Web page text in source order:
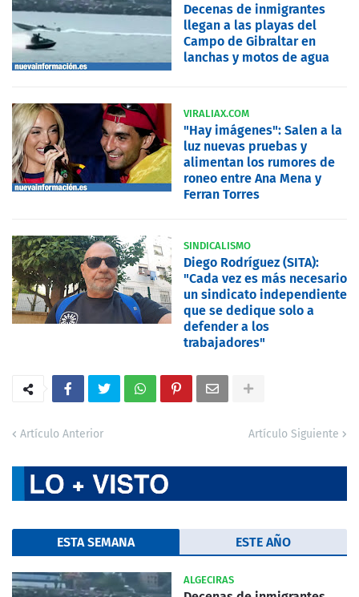
Decenas de inmigrantes
llegan a las playas del
Campo de Gibraltar en
lanchas y motos de agua
VIRALIAX.COM
"Hay imágenes": Salen a la
luz nuevas pruebas y
alimentan los rumores de
roneo entre Ana Mena y
Ferran Torres
SINDICALISMO
Diego Rodríguez (SITA):
"Cada vez es más necesario
un sindicato independiente
que se dedique solo a
defender a los
trabajadores"
Artículo Anterior Artículo Siguiente
ESTA SEMANA ESTE AÑO
ALGECIRAS